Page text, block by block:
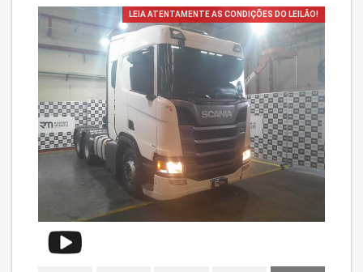
LEIA ATENTAMENTE AS CONDIÇÕES DO LEILÃO!